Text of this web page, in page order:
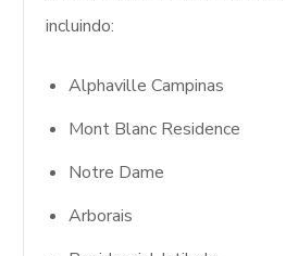
incluindo:
Alphaville Campinas
Mont Blanc Residence
Notre Dame
Arborais